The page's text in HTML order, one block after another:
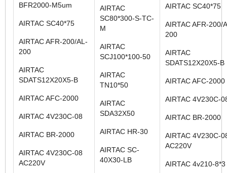
BFR2000-M5um
AIRTAC SC40*75
AIRTAC AFR-200/AL-
200
AIRTAC
SDATS12X20X5-B
AIRTAC AFC-2000
AIRTAC 4V230C-08
AIRTAC BR-2000
AIRTAC 4V230C-08
AC220V
AIRTAC
SC80*300-S-TC-
M
AIRTAC
SCJ100*100-50
AIRTAC
TN10*50
AIRTAC
SDA32X50
AIRTAC HR-30
AIRTAC SC-
40X30-LB
AIRTAC SC40*75
AIRTAC AFR-200/
200
AIRTAC
SDATS12X20X5-B
AIRTAC AFC-2000
AIRTAC 4V230C-
AIRTAC BR-2000
AIRTAC 4V230C-
AC220V
AIRTAC 4v210-8*3